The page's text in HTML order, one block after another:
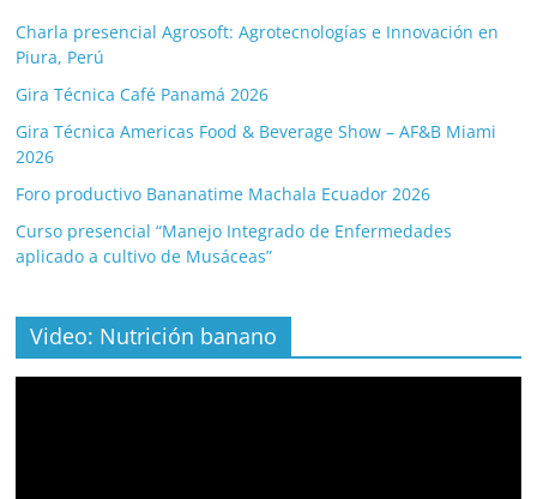
Charla presencial Agrosoft: Agrotecnologías e Innovación en
Piura, Perú
Gira Técnica Café Panamá 2026
Gira Técnica Americas Food & Beverage Show – AF&B Miami
2026
Foro productivo Bananatime Machala Ecuador 2026
Curso presencial “Manejo Integrado de Enfermedades
aplicado a cultivo de Musáceas”
Video: Nutrición banano